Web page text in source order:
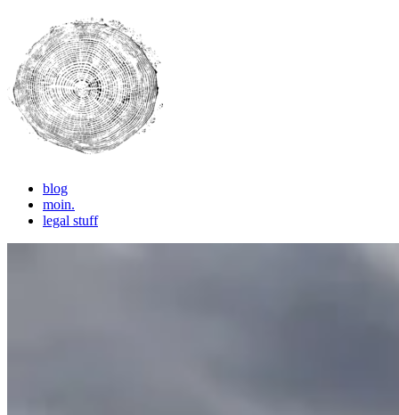
LET'S CREATE !
pictures, thoughts, ideas
blog
moin.
legal stuff